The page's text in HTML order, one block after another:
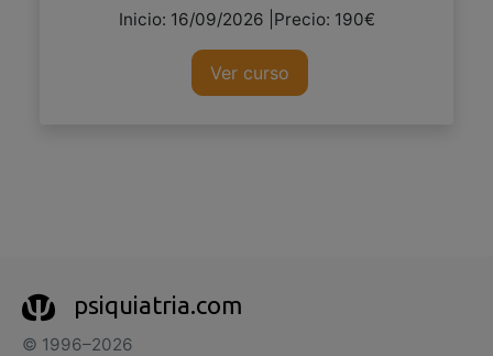
Inicio: 16/09/2026 |Precio: 190€
Ver curso
psiquiatria.com
© 1996–2026